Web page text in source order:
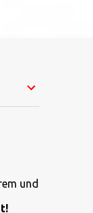
und